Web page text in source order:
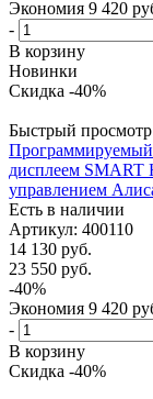
Экономия 9 420
-
В корзину
Новинки
Скидка -40%
Быстрый просмотр
Программируемый
дисплеем
управлением
Есть в наличии
Артикул: 400110
14 130 руб.
23 550 руб.
-40%
Экономия 9 420
-
В корзину
Скидка -40%